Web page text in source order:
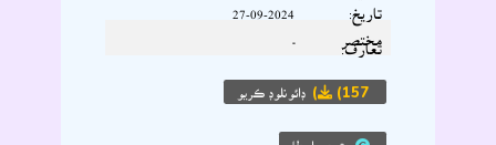
تاريخ:
تعارف:
(157) ڊائونلوڊ ڪريو
حق ۽ واسطا